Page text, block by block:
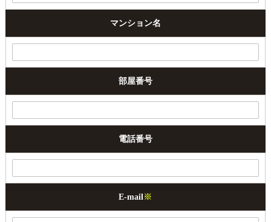
マンション名
部屋番号
電話番号
E-mail ※